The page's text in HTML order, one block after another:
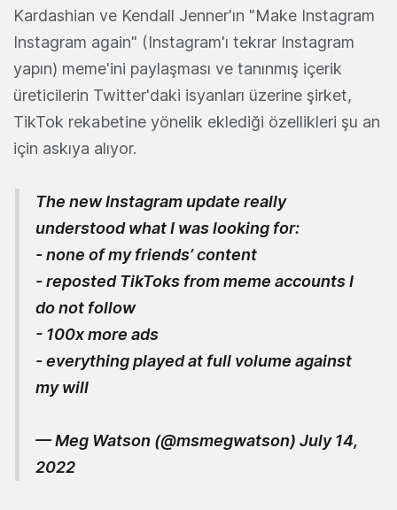
Kardashian ve Kendall Jenner'ın "Make Instagram
Instagram again" (Instagram'ı tekrar Instagram
yapın) meme'ini paylaşması ve tanınmış içerik
üreticilerin Twitter'daki isyanları üzerine şirket,
TikTok rekabetine yönelik eklediği özellikleri şu an
için askıya alıyor.
The new Instagram update really
understood what I was looking for:
- none of my friends’ content
- reposted TikToks from meme accounts I
do not follow
- 100x more ads
- everything played at full volume against
my will
— Meg Watson (@msmegwatson) July 14,
2022